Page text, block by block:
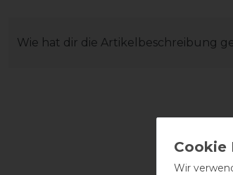
Wie hat dir die Artikelbeschreibung
Wir